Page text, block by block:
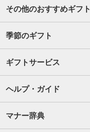
その他のおすすめギフト
季節のギフト
ギフトサービス
ヘルプ・ガイド
マナー辞典